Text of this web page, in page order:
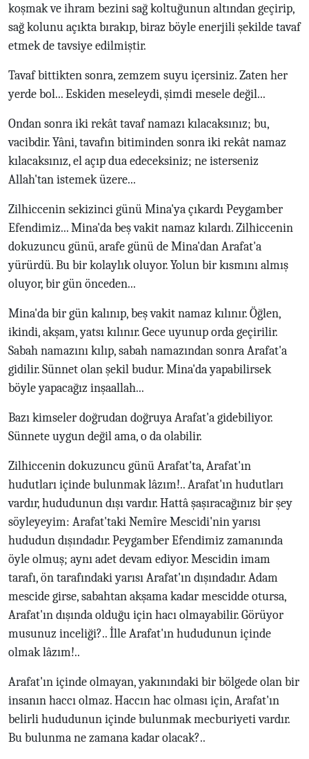
koşmak ve ihram bezini sağ koltuğunun altından geçirip,
sağ kolunu açıkta bırakıp, biraz böyle enerjili şekilde tavaf
etmek de tavsiye edilmiştir.
Tavaf bittikten sonra, zemzem suyu içersiniz. Zaten her
yerde bol... Eskiden meseleydi, şimdi mesele değil...
Ondan sonra iki rekât tavaf namazı kılacaksınız; bu,
vacibdir. Yâni, tavafın bitiminden sonra iki rekât namaz
kılacaksınız, el açıp dua edeceksiniz; ne isterseniz
Allah'tan istemek üzere...
Zilhiccenin sekizinci günü Mina'ya çıkardı Peygamber
Efendimiz... Mina'da beş vakit namaz kılardı. Zilhiccenin
dokuzuncu günü, arafe günü de Mina'dan Arafat'a
yürürdü. Bu bir kolaylık oluyor. Yolun bir kısmını almış
oluyor, bir gün önceden...
Mina'da bir gün kalınıp, beş vakit namaz kılınır. Öğlen,
ikindi, akşam, yatsı kılınır. Gece uyunup orda geçirilir.
Sabah namazını kılıp, sabah namazından sonra Arafat'a
gidilir. Sünnet olan şekil budur. Mina'da yapabilirsek
böyle yapacağız inşaallah...
Bazı kimseler doğrudan doğruya Arafat'a gidebiliyor.
Sünnete uygun değil ama, o da olabilir.
Zilhiccenin dokuzuncu günü Arafat'ta, Arafat'ın
hudutları içinde bulunmak lâzım!.. Arafat'ın hudutları
vardır, hududunun dışı vardır. Hattâ şaşıracağınız bir şey
söyleyeyim: Arafat'taki Nemîre Mescidi'nin yarısı
hududun dışındadır. Peygamber Efendimiz zamanında
öyle olmuş; aynı adet devam ediyor. Mescidin imam
tarafı, ön tarafındaki yarısı Arafat'ın dışındadır. Adam
mescide girse, sabahtan akşama kadar mescidde otursa,
Arafat'ın dışında olduğu için hacı olmayabilir. Görüyor
musunuz inceliği?.. İlle Arafat'ın hududunun içinde
olmak lâzım!..
Arafat'ın içinde olmayan, yakınındaki bir bölgede olan bir
insanın haccı olmaz. Haccın hac olması için, Arafat'ın
belirli hududunun içinde bulunmak mecburiyeti vardır.
Bu bulunma ne zamana kadar olacak?..